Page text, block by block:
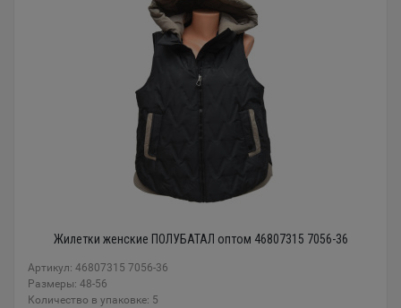
Жилетки женские ПОЛУБАТАЛ оптом 46807315 7056-36
Артикул: 46807315 7056-36
Размеры: 48-56
Количество в упаковке: 5